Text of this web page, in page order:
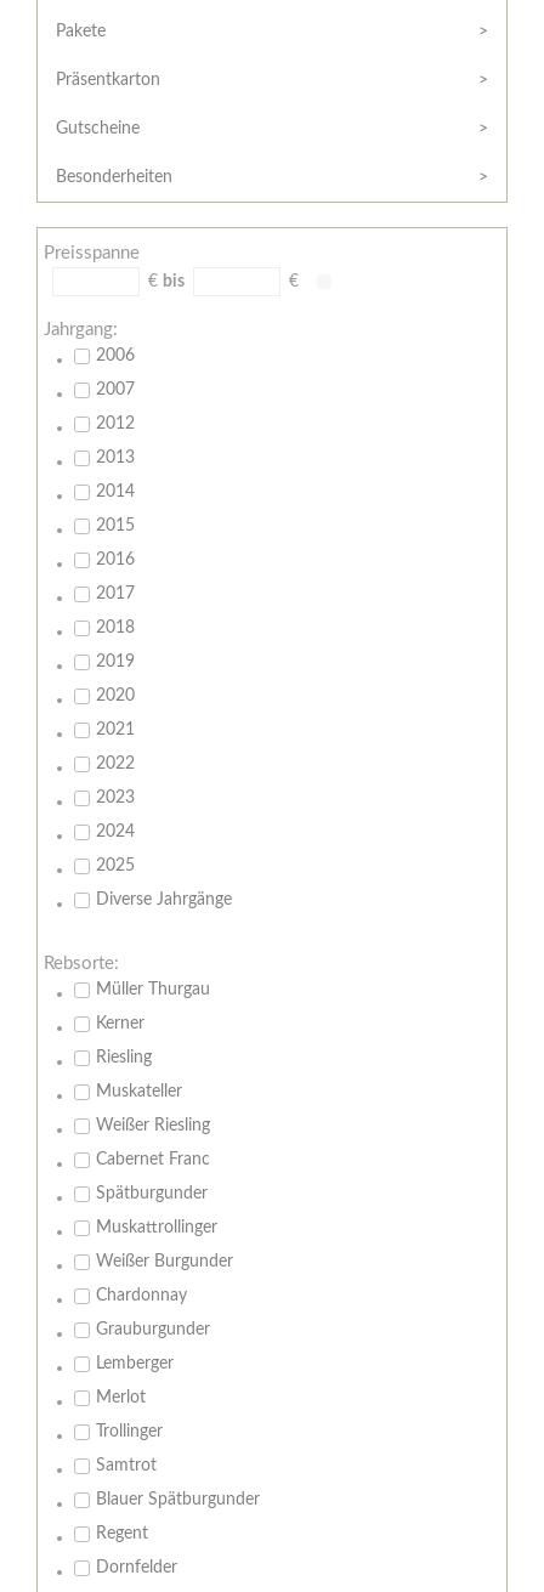
/
Widerrufsformular
AGB
Zahlungsbedingungen
Meine
Pakete
Präsentkarton
Gutscheine
Besonderheiten
Preisspanne
€ bis €
Jahrgang:
2006
2007
2012
2013
2014
2015
2016
2017
2018
2019
2020
2021
2022
2023
2024
2025
Diverse Jahrgänge
Rebsorte:
Müller Thurgau
Kerner
Riesling
Muskateller
Weißer Riesling
Cabernet Franc
Spätburgunder
Muskattrollinger
Weißer Burgunder
Chardonnay
Grauburgunder
Lemberger
Merlot
Trollinger
Samtrot
Blauer Spätburgunder
Regent
Dornfelder